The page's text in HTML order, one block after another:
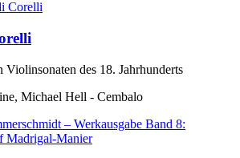
Violinsonaten des 18. Jahrhunderts
Michael Hell - Cembalo